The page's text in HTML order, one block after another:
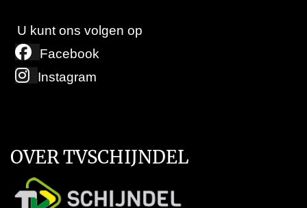
U kunt ons volgen op
Facebook
Instagram
OVER TVSCHIJNDEL